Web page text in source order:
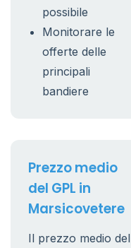
possibile
Monitorare le
offerte delle
principali
bandiere
Prezzo medio
del GPL in
Marsicovetere
Il prezzo medio del